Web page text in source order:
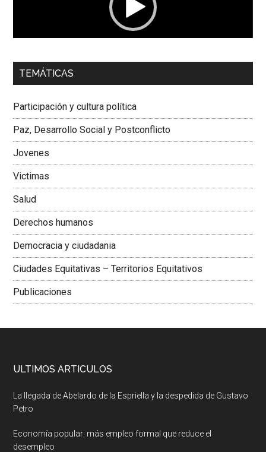
00:00 01:04
Dra. Carolina Corcho Mejía,Presidenta Corporación
Colombiana
TEMÁTICAS
Participación y cultura política
Paz, Desarrollo Social y Postconflicto
Jovenes
Victimas
Salud
Derechos humanos
Democracia y ciudadania
Ciudades Equitativas – Territorios Equitativos
Publicaciones
ULTIMOS ARTICULOS
La llegada de Abelardo de la Espriella y la despedida de Gustavo
Petro
Economía popular: más empleo formal que reduce el
desempleo